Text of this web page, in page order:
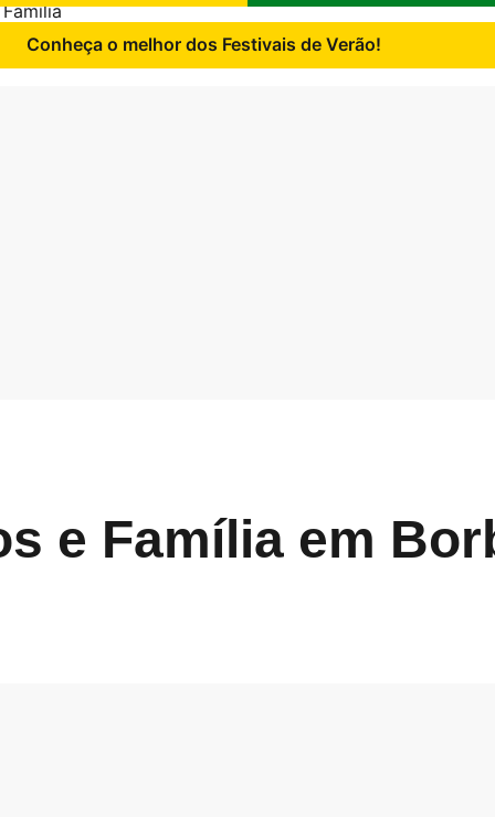
Conheça o melhor dos Festivais de Verão!
e Família em